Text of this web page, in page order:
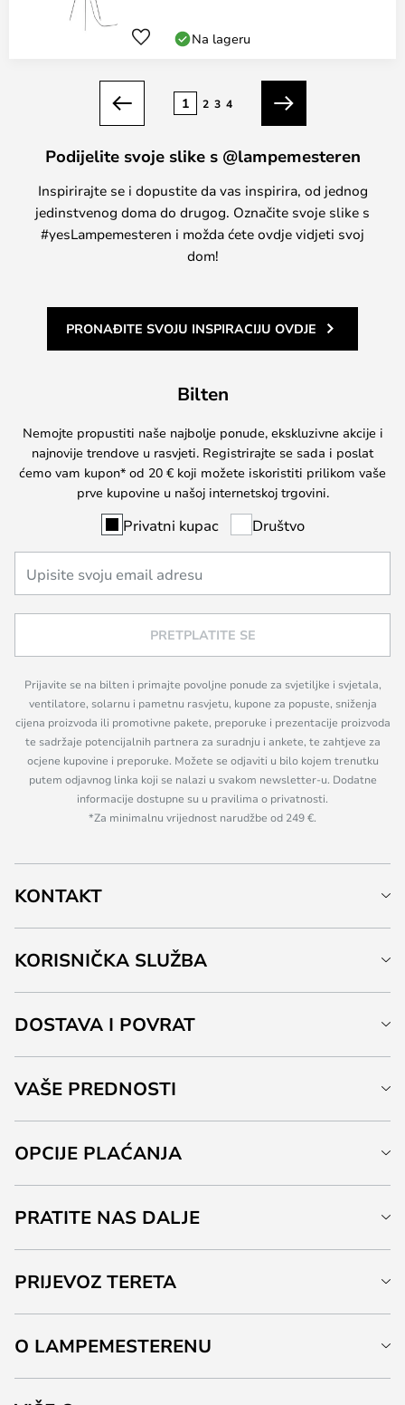
Na lageru
Prethodno
1 2 3 4
Sljedeći
Podijelite svoje slike s @lampemesteren
Inspirirajte se i dopustite da vas inspirira, od jednog
jedinstvenog doma do drugog. Označite svoje slike s
#yesLampemesteren i možda ćete ovdje vidjeti svoj
dom!
PRONAĐITE SVOJU INSPIRACIJU OVDJE
Bilten
Nemojte propustiti naše najbolje ponude, ekskluzivne akcije i
najnovije trendove u rasvjeti. Registrirajte se sada i poslat
ćemo vam kupon* od 20 € koji možete iskoristiti prilikom vaše
prve kupovine u našoj internetskoj trgovini.
Privatni kupac Društvo
PRETPLATITE SE
Prijavite se na bilten i primajte povoljne ponude za svjetiljke i svjetala,
ventilatore, solarnu i pametnu rasvjetu, kupone za popuste, sniženja
cijena proizvoda ili promotivne pakete, preporuke i prezentacije proizvoda
te sadržaje potencijalnih partnera za suradnju i ankete, te zahtjeve za
ocjene kupovine i preporuke. Možete se odjaviti u bilo kojem trenutku
putem odjavnog linka koji se nalazi u svakom newsletter-u. Dodatne
informacije dostupne su u pravilima o privatnosti.
*Za minimalnu vrijednost narudžbe od 249 €.
KONTAKT
KORISNIČKA SLUŽBA
DOSTAVA I POVRAT
VAŠE PREDNOSTI
OPCIJE PLAĆANJA
PRATITE NAS DALJE
PRIJEVOZ TERETA
O LAMPEMESTERENU